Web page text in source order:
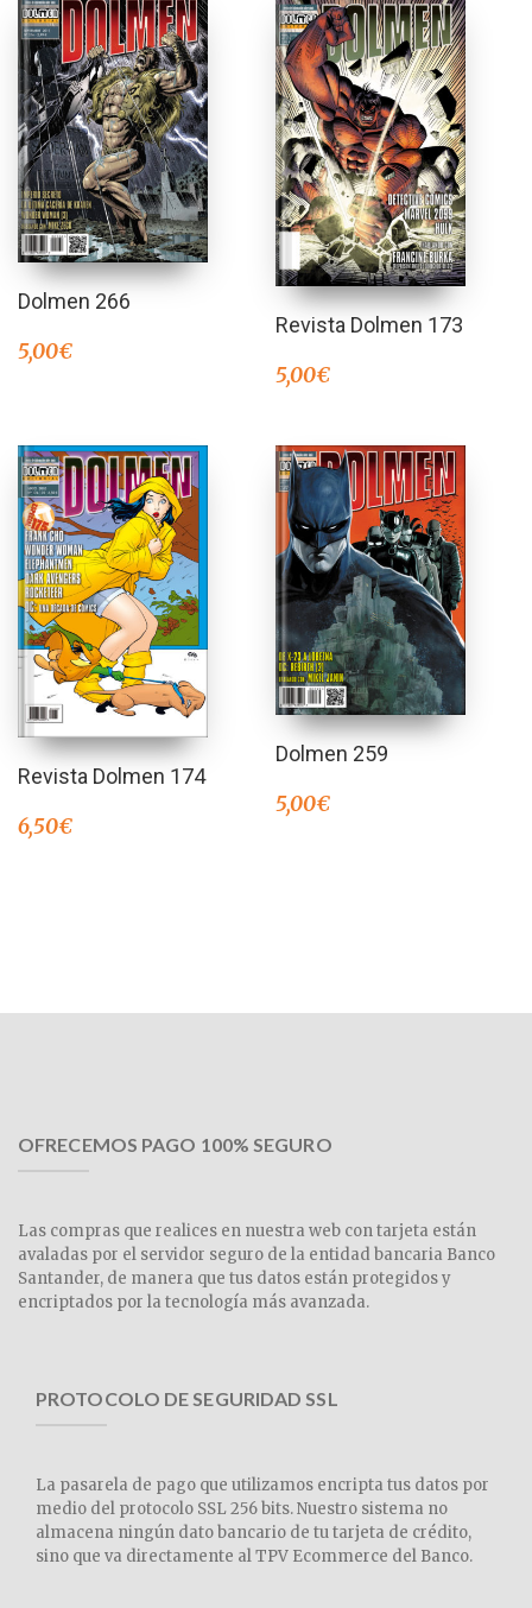
Dolmen 266
5,00€
Revista Dolmen 173
5,00€
Revista Dolmen 174
6,50€
Dolmen 259
5,00€
OFRECEMOS PAGO 100% SEGURO
Las compras que realices en nuestra web con tarjeta están
avaladas por el servidor seguro de la entidad bancaria Banco
Santander, de manera que tus datos están protegidos y
encriptados por la tecnología más avanzada.
PROTOCOLO DE SEGURIDAD SSL
La pasarela de pago que utilizamos encripta tus datos por
medio del protocolo SSL 256 bits. Nuestro sistema no
almacena ningún dato bancario de tu tarjeta de crédito,
sino que va directamente al TPV Ecommerce del Banco.